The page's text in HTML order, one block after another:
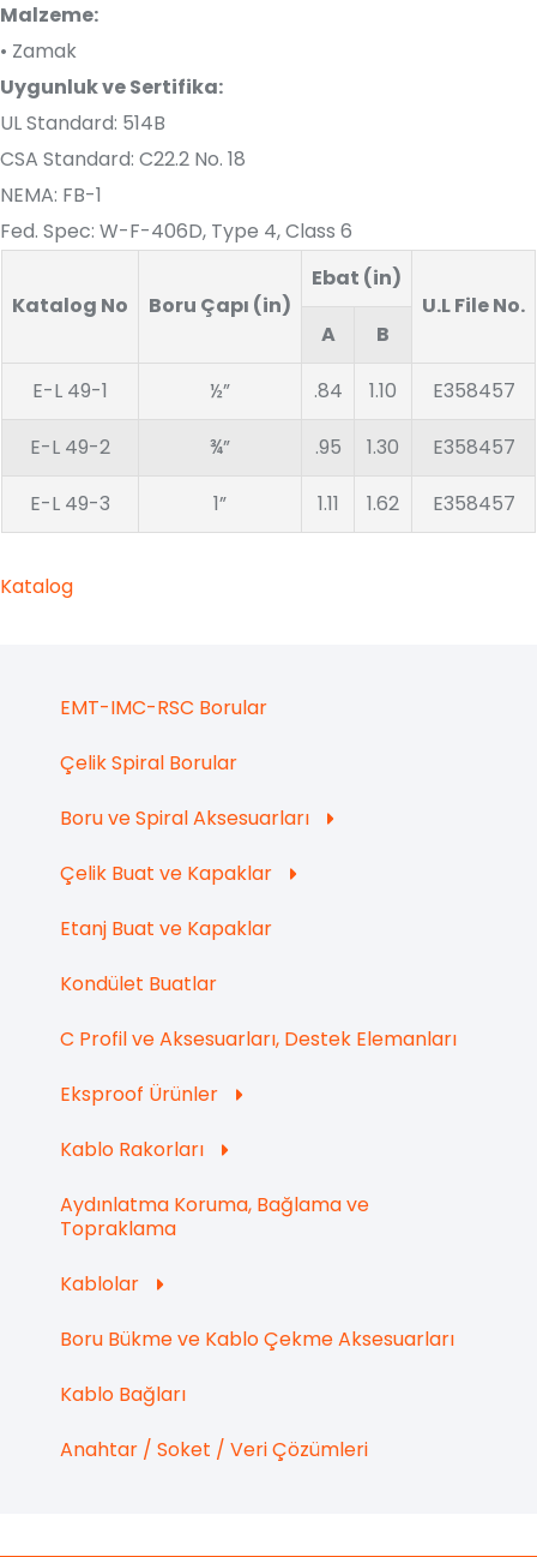
EMT-IMC-RSC Borular
Çelik Spiral Borular
Boru ve Spiral Aksesuarları
Çelik Buat ve Kapaklar
Etanj Buat ve Kapaklar
Kondület Buatlar
C Profil ve Aksesuarları, Destek Elemanları
Eksproof Ürünler
Kablo Rakorları
Aydınlatma Koruma, Bağlama ve
Topraklama
Kablolar
Boru Bükme ve Kablo Çekme Aksesuarları
Kablo Bağları
Anahtar / Soket / Veri Çözümleri
Malzeme:
• Zamak
Uygunluk ve Sertifika:
UL Standard: 514B
CSA Standard: C22.2 No. 18
NEMA: FB-1
Fed. Spec: W-F-406D, Type 4, Class 6
Katalog No Boru Çapı (in)
Ebat (in)
U.L File No.
A
B
E-L 49-1 ½” .84 1.10 E358457
E-L 49-2 ¾” .95 1.30 E358457
E-L 49-3 1” 1.11 1.62 E358457
Katalog